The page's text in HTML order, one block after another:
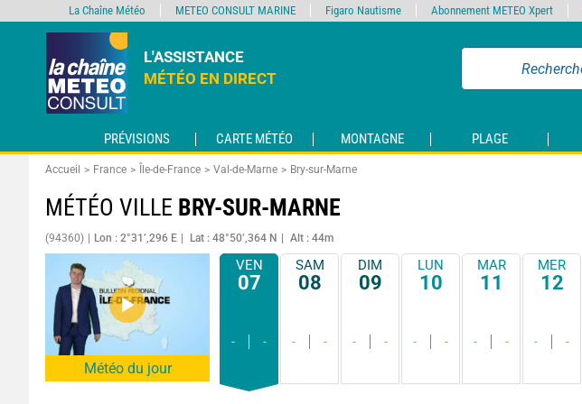
L'ASSISTANCE
MÉTÉO EN DIRECT
PRÉVISIONS CARTE MÉTÉO MONTAGNE PLAGE
Accueil France Île-de-France Val-de-Marne Bry-sur-Marne
MÉTÉO VILLE BRY-SUR-MARNE
(94360) Lon : 2°31’,296 E Lat : 48°50’,364 N Alt : 44m
Météo du jour
VEN
07
- -
SAM
08
- -
DIM
09
- -
LUN
10
- -
MAR
11
- -
MER
12
- -
La Chaîne Météo METEO CONSULT MARINE Figaro Nautisme Abonnement METEO Xpert